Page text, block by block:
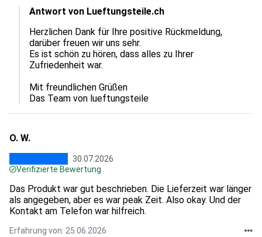
Antwort von Lueftungsteile.ch
Herzlichen Dank für Ihre positive Rückmeldung,
darüber freuen wir uns sehr.
Es ist schön zu hören, dass alles zu Ihrer
Zufriedenheit war.
Mit freundlichen Grüßen
Das Team von lueftungsteile
O. W.
30.07.2026
Verifizierte Bewertung
Das Produkt war gut beschrieben. Die Lieferzeit war länger
als angegeben, aber es war peak Zeit. Also okay. Und der
Kontakt am Telefon war hilfreich.
Erfahrung von: 25.06.2026